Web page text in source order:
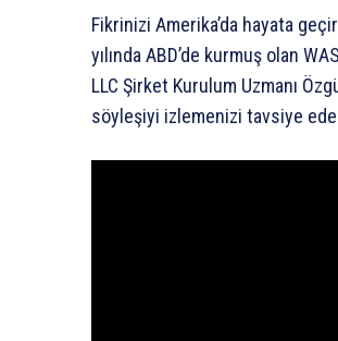
Fikrinizi Amerika’da hayata
yılında ABD’de kurmuş olan
LLC Şirket Kurulum Uzmanı
söyleşiyi izlemenizi tavsiye